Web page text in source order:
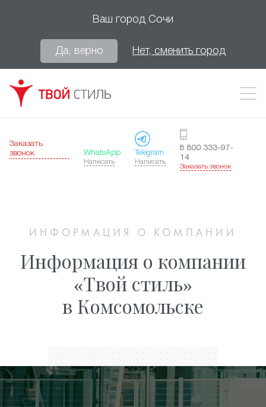
Ваш город Сочи
Да, верно Нет, сменить город
Заказать
звонок
WhatsApp
Написать
Telegram
Написать
8 800 333-97-
14
Заказать звонок
ИНФОРМАЦИЯ О КОМПАНИИ
Информация о компании
«Твой стиль»
в Комсомольске